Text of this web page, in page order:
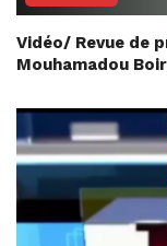
Vidéo/ Revue de
Mouhamadou